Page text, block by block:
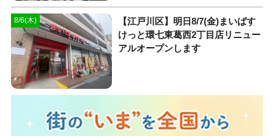
8/6(木)
【江戸川区】明日8/7(金)まいばす
けっと環七東葛西2丁目店リニュー
アルオープンします